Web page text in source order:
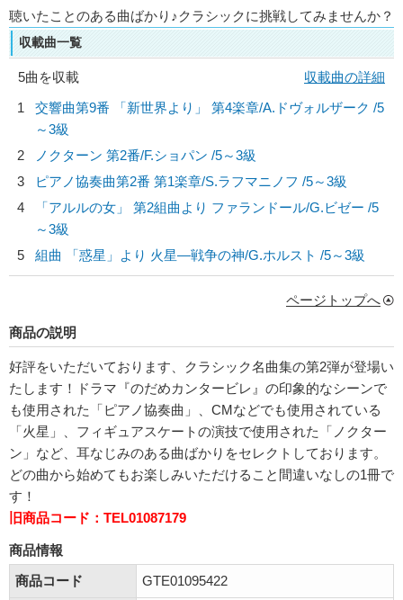
聴いたことのある曲ばかり♪クラシックに挑戦してみませんか？
収載曲一覧
5曲を収載
収載曲の詳細
1
交響曲第9番 「新世界より」 第4楽章/A.ドヴォルザーク /5
～3級
2
ノクターン 第2番/F.ショパン /5～3級
3
ピアノ協奏曲第2番 第1楽章/S.ラフマニノフ /5～3級
4
「アルルの女」 第2組曲より ファランドール/G.ビゼー /5
～3級
5
組曲 「惑星」より 火星―戦争の神/G.ホルスト /5～3級
ページトップへ
商品の説明
好評をいただいております、クラシック名曲集の第2弾が登場い
たします！ドラマ『のだめカンタービレ』の印象的なシーンで
も使用された「ピアノ協奏曲」、CMなどでも使用されている
「火星」、フィギュアスケートの演技で使用された「ノクター
ン」など、耳なじみのある曲ばかりをセレクトしております。
どの曲から始めてもお楽しみいただけること間違いなしの1冊で
す！
旧商品コード：TEL01087179
商品情報
商品コード
GTE01095422